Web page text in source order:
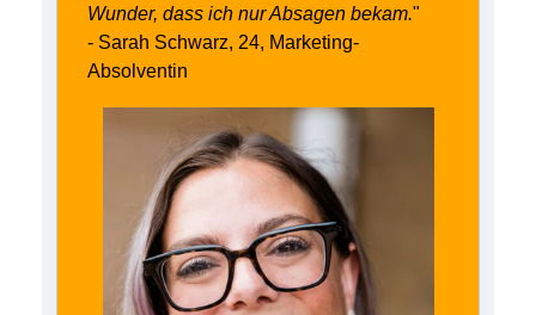
Wunder, dass ich nur Absagen bekam."
- Sarah Schwarz, 24, Marketing-
Absolventin